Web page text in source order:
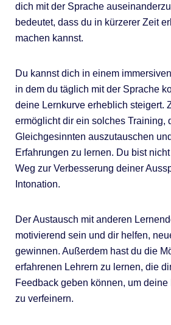
dich mit der Sprache
bedeutet, dass du in kürzerer Zeit
machen kannst.
Du kannst dich in einem
in dem du täglich mit der Sprache
deine Lernkurve erheblich steigert.
ermöglicht dir ein solches Training,
Gleichgesinnten auszutauschen
Erfahrungen zu lernen. Du bist
Weg zur Verbesserung deiner
Intonation.
Der Austausch mit anderen
motivierend sein und dir helfen,
gewinnen. Außerdem hast du die
erfahrenen Lehrern zu lernen, die
Feedback geben können, um
zu verfeinern.